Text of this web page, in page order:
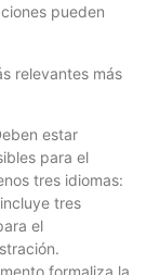
pueden
relevantes más
estar
para el
tres idiomas:
tres
el
formaliza la